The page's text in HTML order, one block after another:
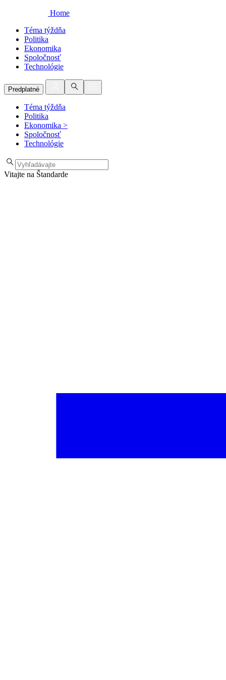
Home
Téma týždňa
Politika
Ekonomika
Spoločnosť
Technológie
Predplatné
Téma týždňa
Politika
Ekonomika >
Spoločnosť
Technológie
Vitajte na Štandarde